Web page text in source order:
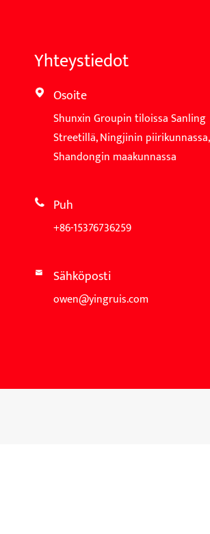
Yhteystiedot
 Osoite
Shunxin Groupin tiloissa Sanling
Streetillä, Ningjinin piirikunnassa,
Shandongin maakunnassa
 Puh
+86-15376736259
 Sähköposti
owen@yingruis.com